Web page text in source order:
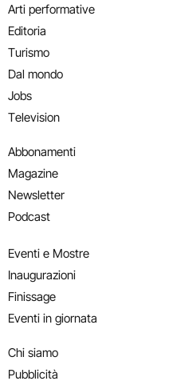
Arti performative
Editoria
Turismo
Dal mondo
Jobs
Television
Abbonamenti
Magazine
Newsletter
Podcast
Eventi e Mostre
Inaugurazioni
Finissage
Eventi in giornata
Chi siamo
Pubblicità